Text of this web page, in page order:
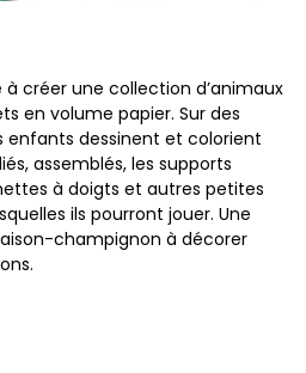
créer une collection d’animaux
en volume papier. Sur des
enfants dessinent et colorient
assemblés, les supports
à doigts et autres petites
ils pourront jouer. Une
champignon à décorer